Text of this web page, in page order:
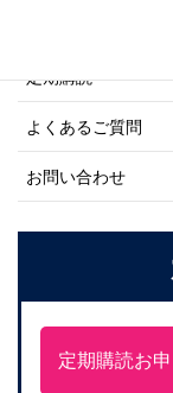
定期購読
よくあるご質問
お問い合わせ
定期購読お